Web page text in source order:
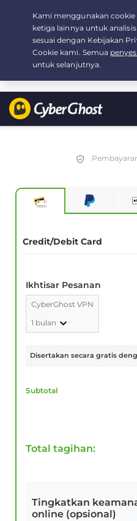
Your choice: The Best Dealfor
/
Credit/Debit Card
Ikhtisar Pesanan
CyberGhost VPN
1 bulan
Disertakan secara gratis
Subtotal
Total tagihan:
Tingkatkan
online (opsional)